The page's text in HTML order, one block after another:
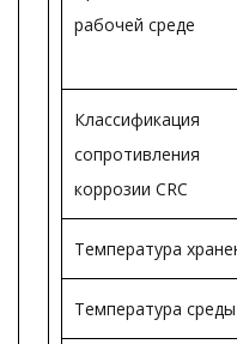
рабочей среде
Классификация
сопротивления
коррозии CRC
Температура
Температура среды